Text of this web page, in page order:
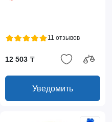
11 отзывов
12 503 ₸
Уведомить